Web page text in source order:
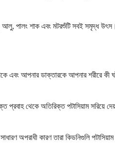
পালং শাক এবং মটরশুঁটি সবই সমৃদ্ধ
এবং আপনার ডাক্তারকে আপনার শরীরে
থেকে অতিরিক্ত পটাসিয়াম সরিয়ে
অপরাধী কারণ তারা কিডনিগুলি